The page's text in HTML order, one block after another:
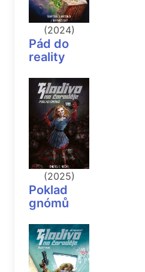
(2024)
Pád do
reality
(2025)
Poklad
gnómů